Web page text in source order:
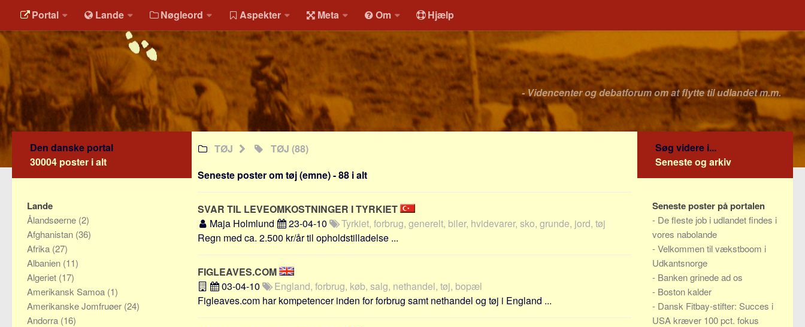
Portal Lande Nøgleord Aspekter Meta Om Hjælp
- Videncenter og debatforum om at flytte til udlandet m.m.
TØJ TØJ (88)
Seneste poster om tøj (emne) - 88 i alt
SVAR TIL LEVEOMKOSTNINGER I TYRKIET
Maja Holmlund
23-04-10
Tyrkiet, forbrug, generelt, biler, hvidevarer, sko, grunde, jord, tøj
Regn med ca. 2.500 kr/år til opholdstilladelse ...
FIGLEAVES.COM
03-04-10
England, forbrug, køb, salg, nethandel, tøj, bopæl
Figleaves.com har kompetencer inden for forbrug samt nethandel og tøj i England ...
Den danske portal
30004 poster i alt
Lande
Ålandsøerne (2)
Afghanistan (36)
Afrika (27)
Albanien (11)
Algeriet (17)
Amerikansk Samoa (1)
Amerikanske Jomfruøer (24)
Andorra (16)
Søg videre i...
Seneste og arkiv
Seneste poster på portalen
- De fleste job i udlandet findes i
vores nabolande
-Velkommen til vækstboom i
Udkantsnorge
- Banken grinede ad os
- Boston kalder
- Dansk Fitbay-stifter: Succes i
USA kræver 100 pct. fokus